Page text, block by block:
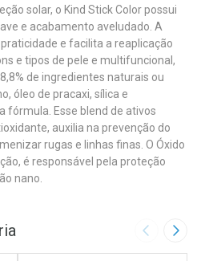
solar, o Kind Stick Color possui
e acabamento aveludado. A
e facilita a reaplicação
e tipos de pele e multifuncional,
de ingredientes naturais ou
óleo de pracaxi, sílica e
fórmula. Esse blend de ativos
auxilia na prevenção do
rugas e linhas finas. O Óxido
é responsável pela proteção
nano.
Imagem